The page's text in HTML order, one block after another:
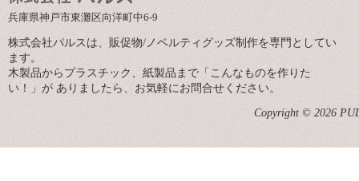
兵庫県神戸市東灘区向洋町中6-9
株式会社パルスは、販促物/ノベルティグッズ制作を専門としてい
ます。
木製品からプラスチック、紙製品まで「こんなものを作りた
い！」が ありましたら、お気軽にお問合せください。
Copyright © 2026